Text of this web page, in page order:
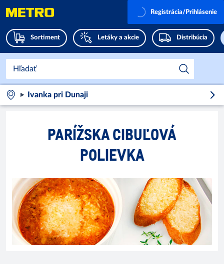
Sortiment Letáky a akcie Distribúcia
Registrácia/Prihlásenie
Ivanka pri Dunaji
PARÍŽSKA CIBUĽOVÁ
POLIEVKA